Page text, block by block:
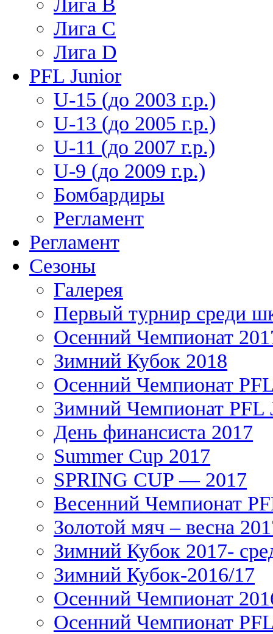
Лига С
Лига D
PFL Junior
U-15 (до 2003 г.р.)
U-13 (до 2005 г.р.)
U-11 (до 2007 г.р.)
U-9 (до 2009 г.р.)
Бомбардиры
Регламент
Регламент
Сезоны
Галерея
Первый турнир среди
Осенний Чемпионат
Зимний Кубок 2018
Осенний Чемпионат
Зимний Чемпионат PFL
День финансиста 2017
Summer Cup 2017
SPRING CUP — 2017
Весенний Чемпионат
Золотой мяч – весна
Зимний Кубок 2017-
Зимний Кубок-2016/17
Осенний Чемпионат
Осенний Чемпионат